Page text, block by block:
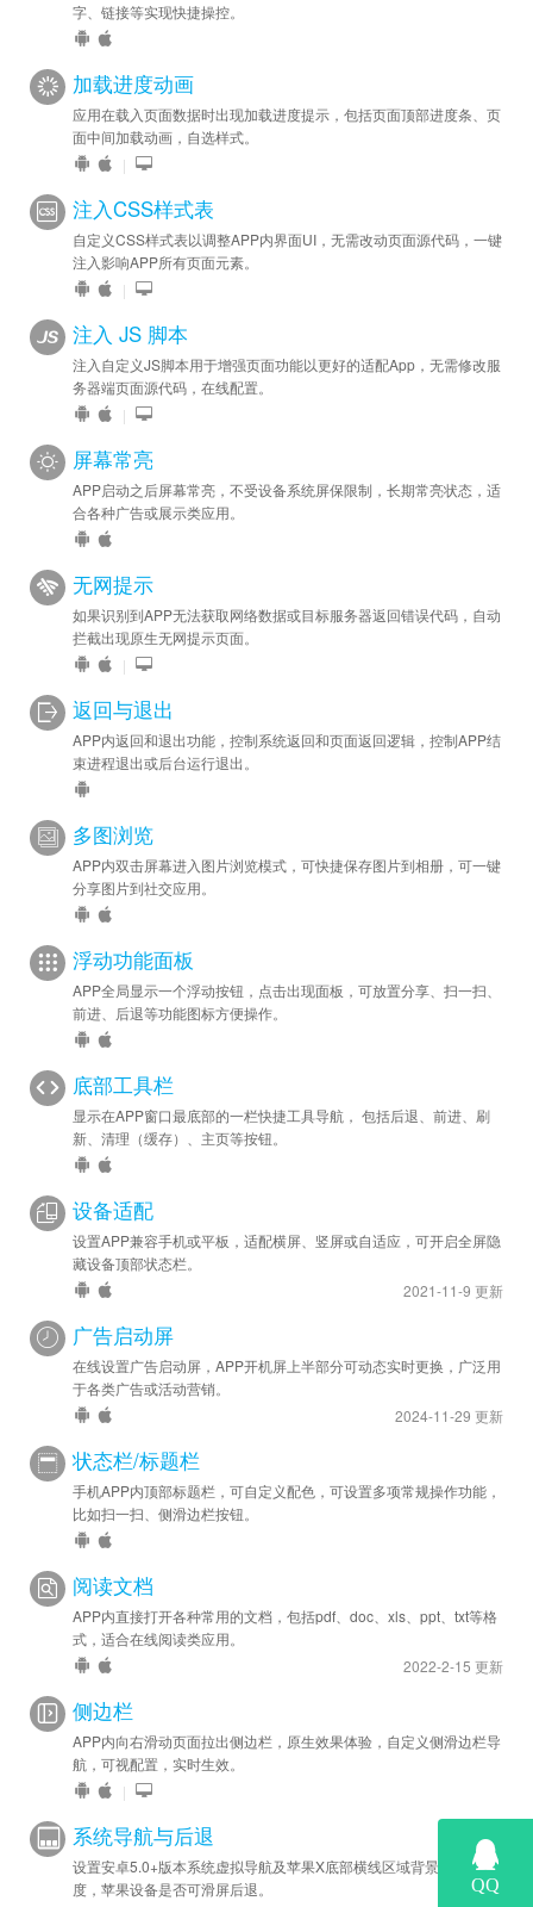
字、链接等实现快捷操控。
加载进度动画
应用在载入页面数据时出现加载进度提示，包括页面顶部进度条、页
面中间加载动画，自选样式。
|
注入CSS样式表
自定义CSS样式表以调整APP内界面UI，无需改动页面源代码，一键
注入影响APP所有页面元素。
|
注入 JS 脚本
注入自定义JS脚本用于增强页面功能以更好的适配App，无需修改服
务器端页面源代码，在线配置。
|
屏幕常亮
APP启动之后屏幕常亮，不受设备系统屏保限制，长期常亮状态，适
合各种广告或展示类应用。
无网提示
如果识别到APP无法获取网络数据或目标服务器返回错误代码，自动
拦截出现原生无网提示页面。
|
返回与退出
APP内返回和退出功能，控制系统返回和页面返回逻辑，控制APP结
束进程退出或后台运行退出。
多图浏览
APP内双击屏幕进入图片浏览模式，可快捷保存图片到相册，可一键
分享图片到社交应用。
浮动功能面板
APP全局显示一个浮动按钮，点击出现面板，可放置分享、扫一扫、
前进、后退等功能图标方便操作。
底部工具栏
显示在APP窗口最底部的一栏快捷工具导航， 包括后退、前进、刷
新、清理（缓存）、主页等按钮。
设备适配
设置APP兼容手机或平板，适配横屏、竖屏或自适应，可开启全屏隐
藏设备顶部状态栏。
2021-11-9 更新
广告启动屏
在线设置广告启动屏，APP开机屏上半部分可动态实时更换，广泛用
于各类广告或活动营销。
2024-11-29 更新
状态栏/标题栏
手机APP内顶部标题栏，可自定义配色，可设置多项常规操作功能，
比如扫一扫、侧滑边栏按钮。
阅读文档
APP内直接打开各种常用的文档，包括pdf、doc、xls、ppt、txt等格
式，适合在线阅读类应用。
2022-2-15 更新
侧边栏
APP内向右滑动页面拉出侧边栏，原生效果体验，自定义侧滑边栏导
航，可视配置，实时生效。
|
系统导航与后退
设置安卓5.0+版本系统虚拟导航及苹果X底部横线区域背景色和高
度，苹果设备是否可滑屏后退。